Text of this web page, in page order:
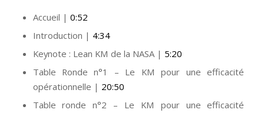
Accueil | 0:52
Introduction | 4:34
Keynote : Lean KM de la NASA | 5:20
Table Ronde n°1 – Le KM pour une efficacité
opérationnelle | 20:50
Table ronde n°2 – Le KM pour une efficacité